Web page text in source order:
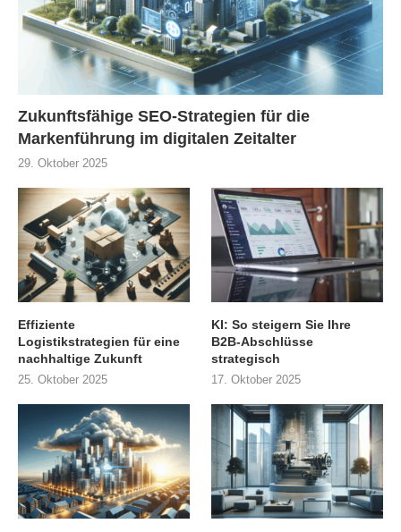
Zukunftsfähige SEO-Strategien für die
Markenführung im digitalen Zeitalter
29. Oktober 2025
Effiziente
Logistikstrategien für eine
nachhaltige Zukunft
25. Oktober 2025
KI: So steigern Sie Ihre
B2B-Abschlüsse
strategisch
17. Oktober 2025